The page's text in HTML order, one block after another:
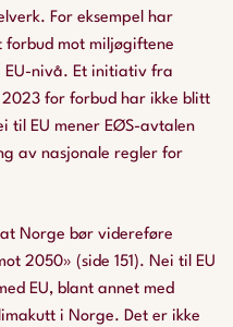
For eksempel har
mot miljøgiftene
EU-nivå. Et initiativ fra
for forbud har ikke blitt
til EU mener EØS-avtalen
av nasjonale regler for
Norge bør videreføre
2050» (side 151). Nei til EU
EU, blant annet med
i Norge. Det er ikke